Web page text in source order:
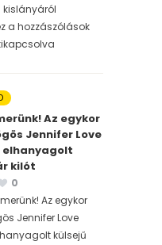
a hozzászólások
Az egykor
Jennifer Love
elhanyagolt
kilót
0
Az egykor
Jennifer Love
külsejű